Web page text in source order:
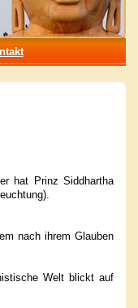
hat Prinz Siddhartha
nach ihrem Glauben
Welt blickt auf